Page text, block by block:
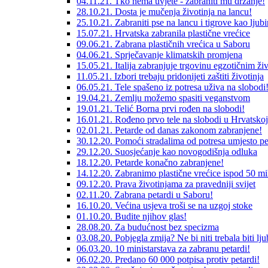
28.10.21. Dosta je mučenja životinja na lancu!
25.10.21. Zabraniti pse na lancu i tigrove kao
15.07.21. Hrvatska zabranila plastične vrećice
09.06.21. Zabrana plastičnih vrećica u Saboru
04.06.21. Sprječavanje klimatskih promjena
15.05.21. Italija zabranjuje trgovinu egzotičnim
11.05.21. Izbori trebaju pridonijeti zaštiti životinja
06.05.21. Tele spašeno iz potresa uživa na slobodi!
19.04.21. Zemlju možemo spasiti veganstvom
19.01.21. Telić Borna prvi rođen na slobodi!
16.01.21. Rođeno prvo tele na slobodi u Hrvatskoj
02.01.21. Petarde od danas zakonom zabranjene!
30.12.20. Pomoći stradalima od potresa umjesto
29.12.20. Suosjećanje kao novogodišnja odluka
18.12.20. Petarde konačno zabranjene!
14.12.20. Zabranimo plastične vrećice ispod 50
09.12.20. Prava životinjama za pravedniji svijet
02.11.20. Zabrana petardi u Saboru!
16.10.20. Većina usjeva troši se na uzgoj stoke
01.10.20. Budite njihov glas!
28.08.20. Za budućnost bez specizma
03.08.20. Pobjegla zmija? Ne bi niti trebala biti
06.03.20. 10 ministarstava za zabranu petardi!
06.02.20. Predano 60 000 potpisa protiv petardi!